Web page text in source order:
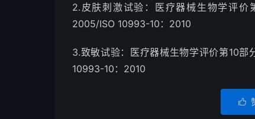
2.皮肤刺激试验：医疗器械生物学评价
2005/ISO 10993-10：2010
3.致敏试验：医疗器械生物学评价第10
10993-10：2010
